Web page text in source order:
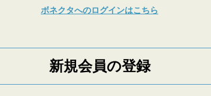
ボネクタへのログインはこちら
新規会員の登録